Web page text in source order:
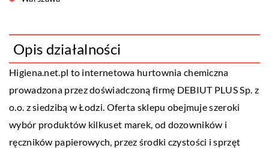
Opis działalności
Higiena.net.pl to internetowa hurtownia chemiczna
prowadzona przez doświadczoną firmę DEBIUT PLUS Sp. z
o.o. z siedzibą w Łodzi. Oferta sklepu obejmuje szeroki
wybór produktów kilkuset marek, od dozowników i
ręczników papierowych, przez środki czystości i sprzęt